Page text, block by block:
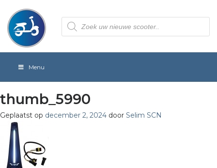
Producten
zoeken
Menu
thumb_5990
Geplaatst op december 2, 2024 door Selim SCN